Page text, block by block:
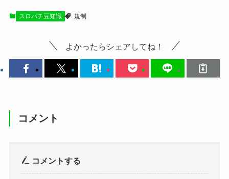
スロパチ豆知識 規制
よかったらシェアしてね！
コメント
コメントする